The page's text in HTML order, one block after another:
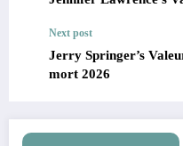
Next post
Jerry Springer’s
mort 2026